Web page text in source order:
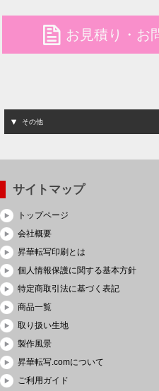
file お見積り・お
その他
サイトマップ
トップページ
会社概要
昇華転写印刷とは
個人情報保護に関する基本方針
特定商取引法に基づく表記
商品一覧
取り扱い生地
製作風景
昇華転写.comについて
ご利用ガイド